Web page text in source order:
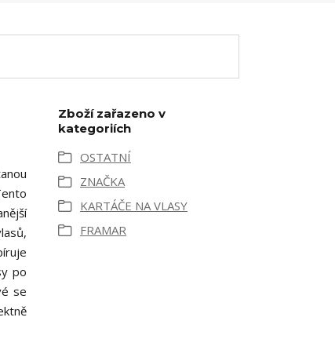
po
se
Zboží zařazeno v
kategoriích
OSTATNÍ
ZNAČKA
KARTÁČE NA VLASY
FRAMAR